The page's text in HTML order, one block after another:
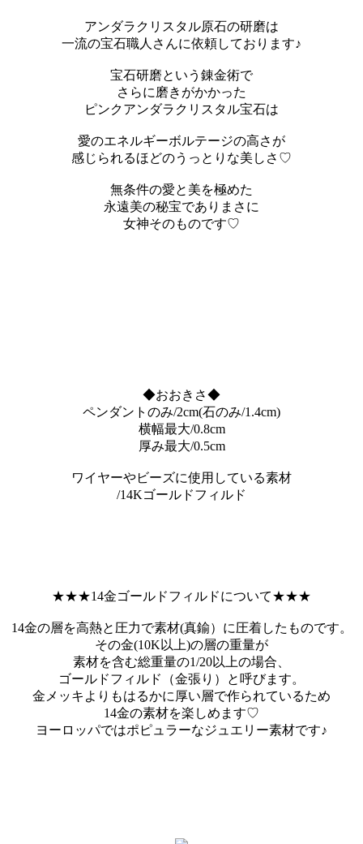
アンダラクリスタル原石の研磨は
一流の宝石職人さんに依頼しております♪
宝石研磨という錬金術で
さらに磨きがかかった
ピンクアンダラクリスタル宝石は
愛のエネルギーボルテージの高さが
感じられるほどのうっとりな美しさ♡
無条件の愛と美を極めた
永遠美の秘宝でありまさに
女神そのものです♡
◆おおきさ◆
ペンダントのみ/2cm(石のみ/1.4cm)
横幅最大/0.8cm
厚み最大/0.5cm
ワイヤーやビーズに使用している素材
/14Kゴールドフィルド
★★★14金ゴールドフィルドについて★★★
14金の層を高熱と圧力で素材(真鍮）に圧着したものです。
その金(10K以上)の層の重量が
素材を含む総重量の1/20以上の場合、
ゴールドフィルド（金張り）と呼びます。
金メッキよりもはるかに厚い層で作られているため
14金の素材を楽しめます♡
ヨーロッパではポピュラーなジュエリー素材です♪